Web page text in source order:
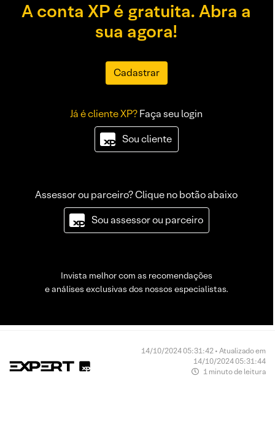
A conta XP é gratuita. Abra a
sua agora!
Cadastrar
Já é cliente XP?Faça seu login
Sou cliente
Assessor ou parceiro? Clique no botão abaixo
Sou assessor ou parceiro
Invista melhor com as recomendações
e análises exclusivas dos nossos especialistas.
14/10/2024 05:31:42 • Atualizado em
14/10/2024 05:31:44
1 minuto de leitura